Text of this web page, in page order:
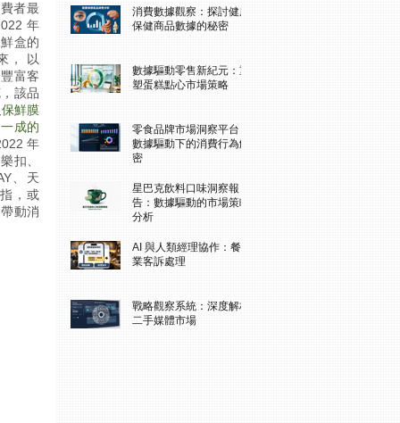
者最
年
盒的
， 以
富客
該品
鮮膜
成的
年
扣、
、天
，或
動消
消費數據觀察：探討健康
保健商品數據的秘密
數據驅動零售新紀元：重
塑蛋糕點心市場策略
零食品牌市場洞察平台：
數據驅動下的消費行為解
密
星巴克飲料口味洞察報
告：數據驅動的市場策略
分析
AI 與人類經理協作：餐飲
業客訴處理
戰略觀察系統：深度解析
二手媒體市場